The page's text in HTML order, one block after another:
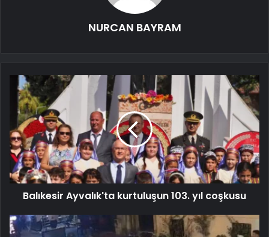
NURCAN BAYRAM
Balıkesir Ayvalık'ta kurtuluşun 103. yıl coşkusu